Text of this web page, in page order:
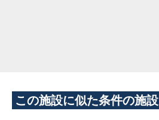
この施設に似た条件の施設